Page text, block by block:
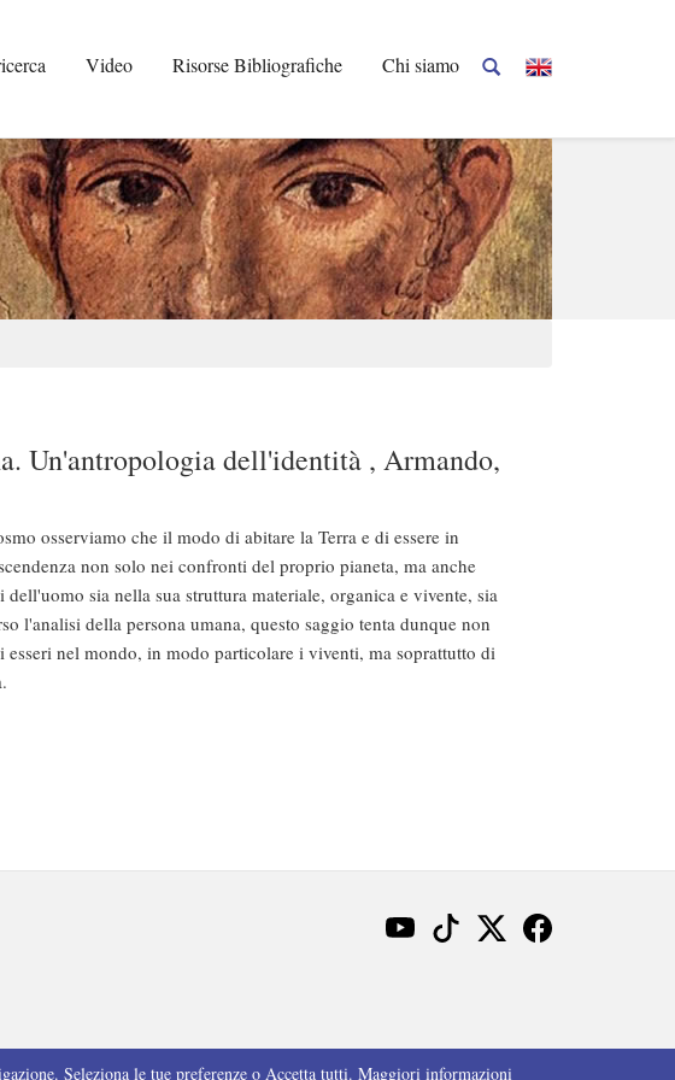
Video Risorse Bibliografiche Chi siamo
Un'antropologia dell'identità , Armando,
osserviamo che il modo di abitare la Terra e di essere in
non solo nei confronti del proprio pianeta, ma anche
sia nella sua struttura materiale, organica e vivente, sia
l'analisi della persona umana, questo saggio tenta dunque non
nel mondo, in modo particolare i viventi, ma soprattutto di
Seleziona le tue preferenze o Accetta tutti. Maggiori informazioni